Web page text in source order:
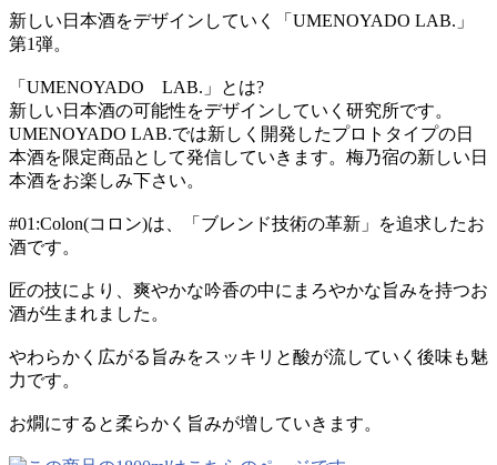
新しい日本酒をデザインしていく「UMENOYADO LAB.」
第1弾。
「UMENOYADO LAB.」とは?
新しい日本酒の可能性をデザインしていく研究所です。
UMENOYADO LAB.では新しく開発したプロトタイプの日
本酒を限定商品として発信していきます。梅乃宿の新しい日
本酒をお楽しみ下さい。
#01:Colon(コロン)は、「ブレンド技術の革新」を追求したお
酒です。
匠の技により、爽やかな吟香の中にまろやかな旨みを持つお
酒が生まれました。
やわらかく広がる旨みをスッキリと酸が流していく後味も魅
力です。
お燗にすると柔らかく旨みが増していきます。